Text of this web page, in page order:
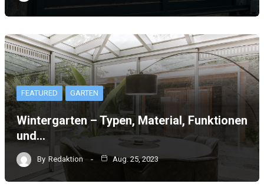
FEATURED GARTEN
Wintergarten – Typen, Material, Funktionen
und…
By Redaktion Aug. 25, 2023